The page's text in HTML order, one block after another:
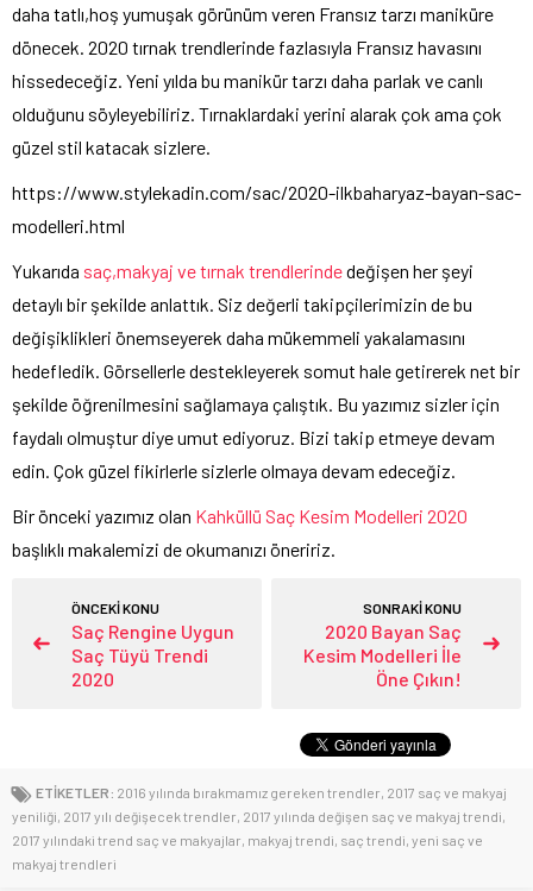
daha tatlı,hoş yumuşak görünüm veren Fransız tarzı maniküre
dönecek. 2020 tırnak trendlerinde fazlasıyla Fransız havasını
hissedeceğiz. Yeni yılda bu manikür tarzı daha parlak ve canlı
olduğunu söyleyebiliriz. Tırnaklardaki yerini alarak çok ama çok
güzel stil katacak sizlere.
https://www.stylekadin.com/sac/2020-ilkbaharyaz-bayan-sac-
modelleri.html
Yukarıda saç,makyaj ve tırnak trendlerindedeğişen her şeyi
detaylı bir şekilde anlattık. Siz değerli takipçilerimizin de bu
değişiklikleri önemseyerek daha mükemmeli yakalamasını
hedefledik. Görsellerle destekleyerek somut hale getirerek net bir
şekilde öğrenilmesini sağlamaya çalıştık. Bu yazımız sizler için
faydalı olmuştur diye umut ediyoruz. Bizi takip etmeye devam
edin. Çok güzel fikirlerle sizlerle olmaya devam edeceğiz.
Bir önceki yazımız olan Kahküllü Saç Kesim Modelleri 2020
başlıklı makalemizi de okumanızı öneririz.
ÖNCEKİ KONU
Saç Rengine Uygun
Saç Tüyü Trendi
2020
SONRAKİ KONU
2020 Bayan Saç
Kesim Modelleri İle
Öne Çıkın!
ETİKETLER: 2016 yılında bırakmamız gereken trendler, 2017 saç ve makyaj
yeniliği, 2017 yılı değişecek trendler, 2017 yılında değişen saç ve makyaj trendi,
2017 yılındaki trend saç ve makyajlar, makyaj trendi, saç trendi, yeni saç ve
makyaj trendleri